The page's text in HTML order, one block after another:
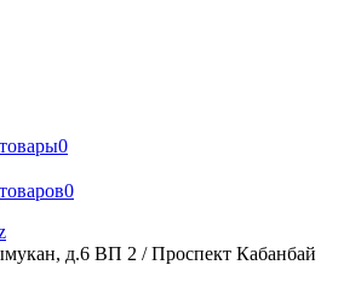
0
0
д.6 ВП 2 / Проспект Кабанбай